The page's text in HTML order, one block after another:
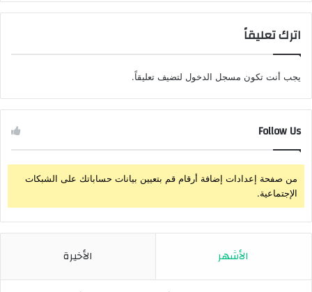
اترك تعليقاً
يجب أنت تكون مسجل الدخول لتضيف تعليقاً.
Follow Us
من صفحة إعدادات إضافة أرقام قم بتعيين بيانات حساباتك على الشبكات
الإجتماعية.
الأشهر الأخيرة